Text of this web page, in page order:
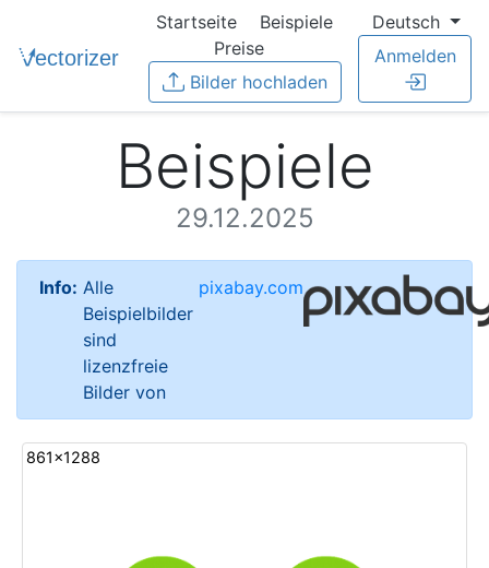
Startseite
Beispiele
Preise
Bilder hochladen
Deutsch
Anmelden
Beispiele
29.12.2025
Info: Alle
Beispielbilder
sind
lizenzfreie
Bilder von
pixabay.com
861x1288